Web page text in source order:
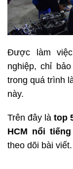
Được làm
nghiệp, chỉ
trong quá trình
này.
Trên đây là top
HCM nổi
theo dõi bài viết.